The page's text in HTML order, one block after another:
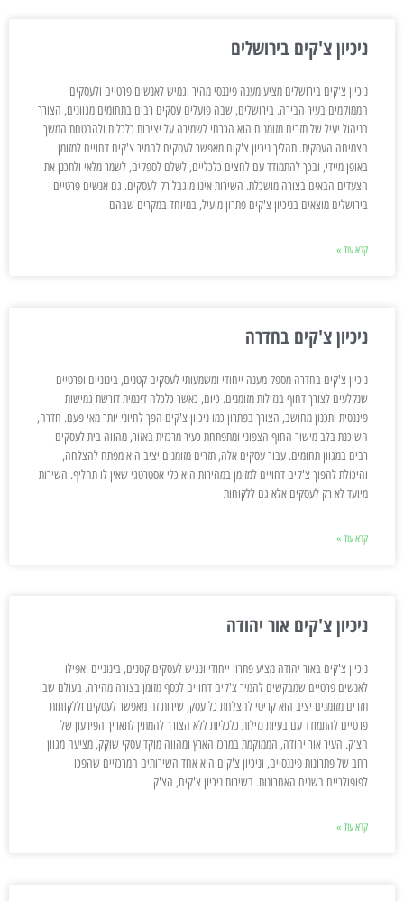
ניכיון צ'קים בירושלים
ניכיון צ'קים בירושלים מציע מענה פיננסי מהיר וגמיש לאנשים פרטיים ולעסקים
הממוקמים בעיר הבירה. בירושלים, שבה פועלים עסקים רבים בתחומים מגוונים, הצורך
בניהול יעיל של תזרים מזומנים הוא הכרחי לשמירה על יציבות כלכלית ולהבטחת המשך
הצמיחה העסקית. תהליך ניכיון צ'קים מאפשר לעסקים להמיר צ'קים דחויים למזומן
באופן מיידי, ובכך להתמודד עם לחצים כלכליים, לשלם לספקים, לשמר מלאי ולתכנן את
הצעדים הבאים בצורה מושכלת. השירות אינו מוגבל רק לעסקים. גם אנשים פרטיים
בירושלים מוצאים בניכיון צ'קים פתרון מועיל, במיוחד במקרים שבהם
קרא עוד »
ניכיון צ'קים בחדרה
ניכיון צ'קים בחדרה מספק מענה ייחודי ומשמעותי לעסקים קטנים, בינוניים ופרטיים
שנקלעים לצורך דחוף בנזילות מזומנים. כיום, כאשר כלכלה דינמית דורשת גמישות
פיננסית ותכנון מחושב, הצורך בפתרון כמו ניכיון צ'קים הפך לחיוני יותר מאי פעם. חדרה,
השוכנת בלב מישור החוף הצפוני ומתפתחת כעיר מרכזית באזור, מהווה בית לעסקים
רבים במגוון תחומים. עבור עסקים אלה, תזרים מזומנים יציב הוא מפתח להצלחה,
והיכולת להפוך צ'קים דחויים למזומן במהירות היא כלי אסטרטגי שאין לו תחליף. השירות
מיועד לא רק לעסקים אלא גם ללקוחות
קרא עוד »
ניכיון צ'קים אור יהודה
ניכיון צ'קים באור יהודה מציע פתרון ייחודי ונגיש לעסקים קטנים, בינוניים ואפילו
לאנשים פרטיים שמבקשים להמיר צ'קים דחויים לכסף מזומן בצורה מהירה. בעולם שבו
תזרים מזומנים יציב הוא קריטי להצלחת כל עסק, שירות זה מאפשר לעסקים וללקוחות
פרטיים להתמודד עם בעיות נזילות כלכליות ללא הצורך להמתין לתאריך הפירעון של
הצ'ק. העיר אור יהודה, הממוקמת במרכז הארץ ומהווה מוקד עסקי שוקק, מציעה מגוון
רחב של פתרונות פיננסיים, וניכיון צ'קים הוא אחד השירותים המרכזיים שהפכו
לפופולריים בשנים האחרונות. בשירות ניכיון צ'קים, הצ'ק
קרא עוד »